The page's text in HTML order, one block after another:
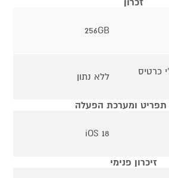
256GB
כרטיס
ללא נתון
ומערכת הפעלה
iOS 18
זיכרון פנימי